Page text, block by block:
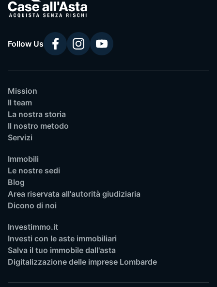
Follow Us
Mission
Il team
La nostra storia
Il nostro metodo
Servizi
Immobili
Le nostre sedi
Blog
Area riservata all'autorità giudiziaria
Dicono di noi
Investimmo.it
Investi con le aste immobiliari
Salva il tuo immobile dall'asta
Digitalizzazione delle imprese Lombarde